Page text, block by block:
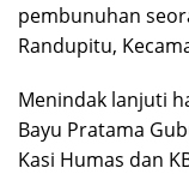
pembunuhan
Randupitu,
Menindak lanjuti
Bayu Pratama
Kasi Humas dan